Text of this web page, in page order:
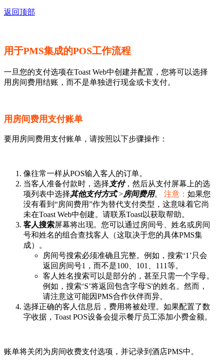
返回顶部
用于PMS集成的POS工作流程
一旦您的支付选项在Toast Web中创建并配置，您将可以选择
用房间费用结账，而不是单独进行现金或卡支付。
用房间费用支付账单
要用房间费用支付账单，请按照以下步骤操作：
像往常一样从POS输入客人的订单。
当客人准备付款时，选择 支付，然后从支付屏幕上的选
项列表中选择其他支付方式>房间费用。 注意： 如果您
没有看到“房间费用”作为替代支付类型，这意味着它尚
未在Toast Web中创建。请联系Toast以获取帮助。
客人搜索屏幕将出现。您可以通过房间号、姓名或房间
号和姓名的组合查找客人（这取决于您的具体PMS集
成）。
房间号搜索必须准确且完整。例如，搜索‘1’只会
返回房间号1，而不是100、101、111等。
客人姓名搜索可以是部分的，甚至只需一个字母。
例如，搜索‘S’将返回包含字母'S'的姓名。然而，
请注意这可能因PMS合作伙伴而异。
选择正确的客人信息后，费用将被处理。如果配置了数
字收据，Toast POS设备会提示餐厅员工添加小费金额。
账单将关闭为房间收费支付选项，并记录到酒店PMS中。